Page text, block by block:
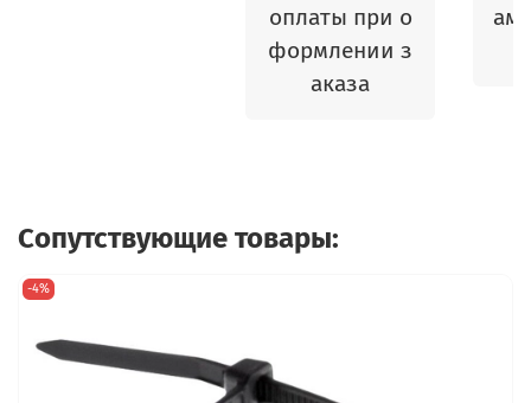
оплаты при о
формлении з
аказа
Сопутствующие товары:
-4%